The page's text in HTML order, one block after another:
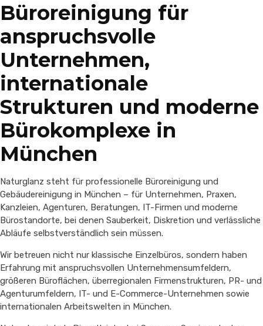
Büroreinigung für
anspruchsvolle
Unternehmen,
internationale
Strukturen und moderne
Bürokomplexe in
München
Naturglanz steht für professionelle Büroreinigung und
Gebäudereinigung in München – für Unternehmen, Praxen,
Kanzleien, Agenturen, Beratungen, IT-Firmen und moderne
Bürostandorte, bei denen Sauberkeit, Diskretion und verlässliche
Abläufe selbstverständlich sein müssen.
Wir betreuen nicht nur klassische Einzelbüros, sondern haben
Erfahrung mit anspruchsvollen Unternehmensumfeldern,
größeren Büroflächen, überregionalen Firmenstrukturen, PR- und
Agenturumfeldern, IT- und E-Commerce-Unternehmen sowie
internationalen Arbeitswelten in München.